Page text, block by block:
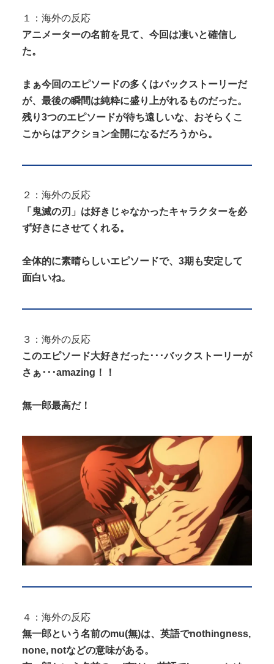
１：海外の反応
アニメーターの名前を見て、今回は凄いと確信し
た。
まぁ今回のエピソードの多くはバックストーリーだ
が、最後の瞬間は純粋に盛り上がれるものだった。
残り3つのエピソードが待ち遠しいな、おそらくこ
こからはアクション全開になるだろうから。
２：海外の反応
「鬼滅の刃」は好きじゃなかったキャラクターを必
ず好きにさせてくれる。
全体的に素晴らしいエピソードで、3期も安定して
面白いね。
３：海外の反応
このエピソード大好きだった･･･バックストーリーが
さぁ･･･amazing！！
無一郎最高だ！
４：海外の反応
無一郎という名前のmu(無)は、英語でnothingness,
none, notなどの意味がある。